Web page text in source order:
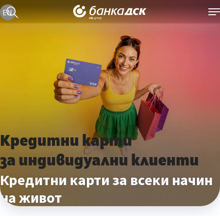
Текуща езикова версия е българска
EN
Кредитни карти
за индивидуални клиенти
Кредитни карти за всеки начин
на живот